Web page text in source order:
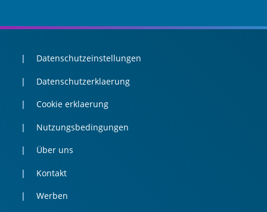
Datenschutzeinstellungen
Datenschutzerklaerung
Cookie erklaerung
Nutzungsbedingungen
Über uns
Kontakt
Werben